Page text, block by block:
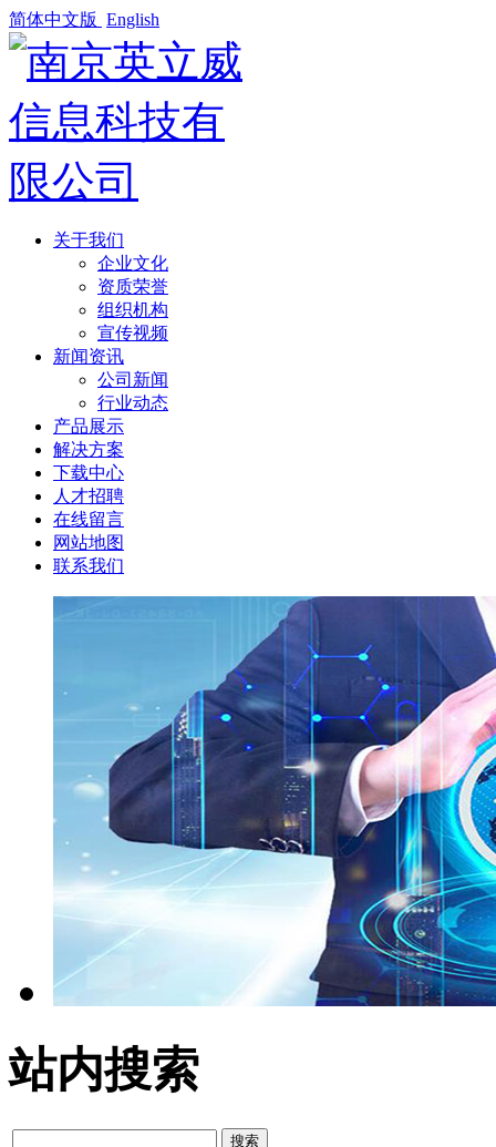
简体中文版 English
关于我们
企业文化
资质荣誉
组织机构
宣传视频
新闻资讯
公司新闻
行业动态
产品展示
解决方案
下载中心
人才招聘
在线留言
网站地图
联系我们
站内搜索